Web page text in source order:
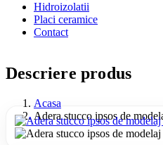
Hidroizolatii
Placi ceramice
Contact
Descriere produs
Acasa
Adera stucco ipsos de